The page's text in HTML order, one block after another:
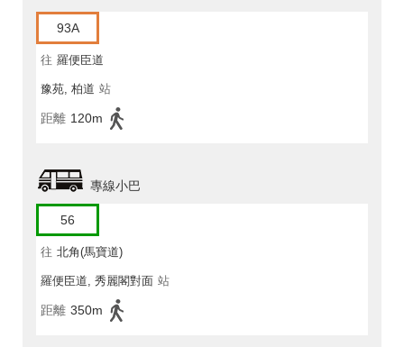
93A
往 羅便臣道
豫苑, 柏道 站
距離 120m
專線小巴
56
往 北角(馬寶道)
羅便臣道, 秀麗閣對面 站
距離 350m